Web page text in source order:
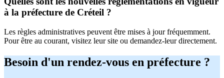
à la préfecture de Créteil ?
Les règles administratives peuvent être mises à jour fréquemment.
Pour être au courant, visitez leur site ou demandez-leur directement.
Besoin d'un rendez-vous en préfecture ?